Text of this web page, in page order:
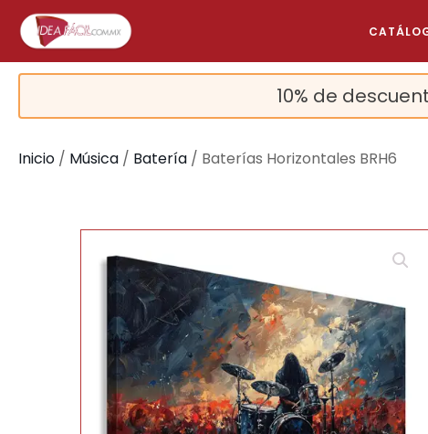
10% de
Inicio / Música / Batería / Baterías Horizontales BRH6